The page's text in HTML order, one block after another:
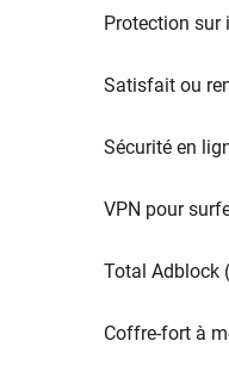
Protection sur
Satisfait ou
Sécurité en
VPN pour
Total Adblock
Coffre-fort à